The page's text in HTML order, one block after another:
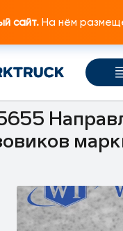
сайт. На нём
запчастей